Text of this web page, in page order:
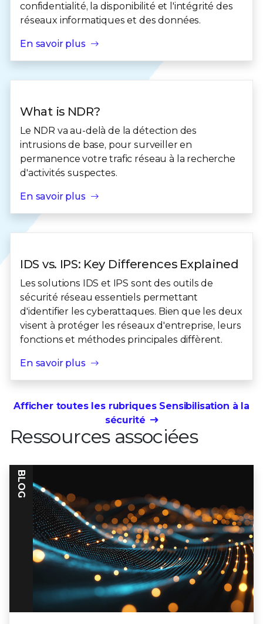
confidentialité, la disponibilité et l'intégrité des
réseaux informatiques et des données.
En savoir plus
What is NDR?
Le NDR va au-delà de la détection des
intrusions de base, pour surveiller en
permanence votre trafic réseau à la recherche
d'activités suspectes.
En savoir plus
IDS vs. IPS: Key Differences Explained
Les solutions IDS et IPS sont des outils de
sécurité réseau essentiels permettant
d'identifier les cyberattaques. Bien que les deux
visent à protéger les réseaux d'entreprise, leurs
fonctions et méthodes principales diffèrent.
En savoir plus
Afficher toutes les rubriques Sensibilisation à la
sécurité
Ressources associées
BLOG